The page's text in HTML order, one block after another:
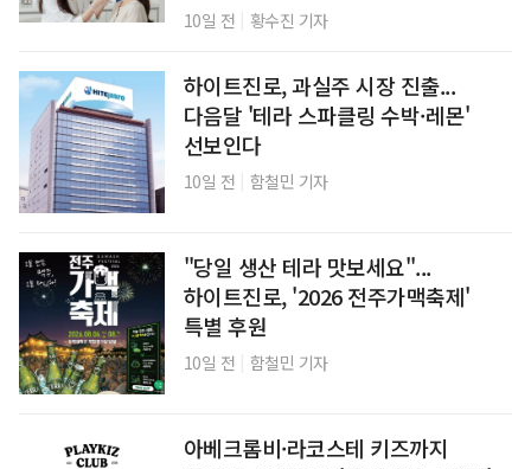
10일 전 황수진 기자
하이트진로, 과실주 시장 진출...
다음달 '테라 스파클링 수박·레몬'
선보인다
10일 전 함철민 기자
"당일 생산 테라 맛보세요"...
하이트진로, '2026 전주가맥축제'
특별 후원
10일 전 함철민 기자
아베크롬비·라코스테 키즈까지